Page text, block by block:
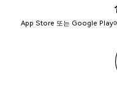
App Store 또는 Google Play